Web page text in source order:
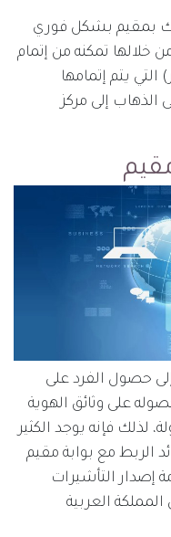
بمقيم بشكل فوري
خلالها تمكنه من إتمام
يتم إتمامها
الذهاب إلى مركز
حصول الفرد على
على وثائق الهوية
لذلك فإنه يوجد الكثير
الربط مع بوابة مقيم
إصدار التأشيرات
العربية